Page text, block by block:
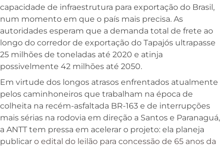
capacidade de infraestrutura para exportação do Brasil,
num momento em que o país mais precisa. As
autoridades esperam que a demanda total de frete ao
longo do corredor de exportação do Tapajós ultrapasse
25 milhões de toneladas até 2020 e atinja
possivelmente 42 milhões até 2050.
Em virtude dos longos atrasos enfrentados atualmente
pelos caminhoneiros que trabalham na época de
colheita na recém-asfaltada BR-163 e de interrupções
mais sérias na rodovia em direção a Santos e Paranaguá,
a ANTT tem pressa em acelerar o projeto: ela planeja
publicar o edital do leilão para concessão de 65 anos da